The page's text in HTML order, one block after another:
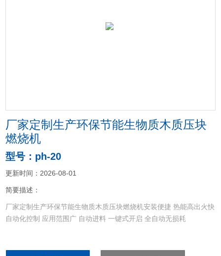
厂家定制生产环保节能生物质木质压块
燃烧机
型号：ph-20
更新时间：2026-08-01
简要描述：
厂家定制生产环保节能生物质木质压块燃烧机安装便捷 热能高出火快
自动化控制 应用范围广 自动进料 一键式开启 全自动无损耗